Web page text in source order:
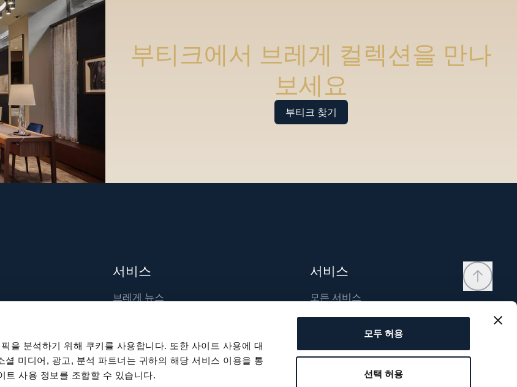
을 분석하기 위해 쿠키를 사용합니다. 또한 사이트 사용에 대
미디어, 광고, 분석 파트너는 귀하의 해당 서비스 이용을 통
트 사용 정보를 조합할 수 있습니다.
모두 허용
선택 허용
부티크에서 브레게 컬렉션을 만나
보세요
부티크 찾기
서비스
브레게 뉴스
출판물
지속 가능성
채용
서비스
모든 서비스
연락처
위시리스트
사용자 매뉴얼